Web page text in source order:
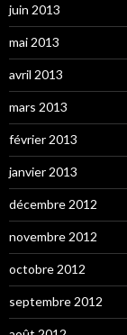
juin 2013
mai 2013
avril 2013
mars 2013
février 2013
janvier 2013
décembre 2012
novembre 2012
octobre 2012
septembre 2012